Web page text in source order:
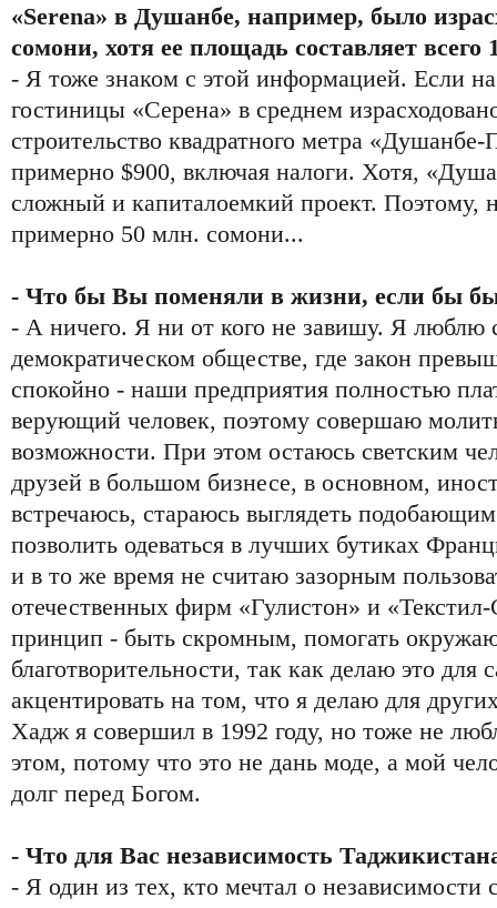
«Serena» в Душанбе, например, было
сомони, хотя ее площадь составляет
- Я тоже знаком с этой информацией. Если
гостиницы «Серена» в среднем
строительство квадратного метра «Душанбе-
примерно $900, включая налоги. Хотя,
сложный и капиталоемкий проект. Поэтому,
примерно 50 млн. сомони...
- Что бы Вы поменяли в жизни, если бы
- А ничего. Я ни от кого не завишу. Я люблю
демократическом обществе, где закон
спокойно - наши предприятия полностью
верующий человек, поэтому совершаю
возможности. При этом остаюсь светским
друзей в большом бизнесе, в основном,
встречаюсь, стараюсь выглядеть
позволить одеваться в лучших бутиках
и в то же время не считаю зазорным
отечественных фирм «Гулистон» и
принцип - быть скромным, помогать
благотворительности, так как делаю это для
акцентировать на том, что я делаю для
Хадж я совершил в 1992 году, но тоже не
этом, потому что это не дань моде, а мой
долг перед Богом.
- Что для Вас независимость
- Я один из тех, кто мечтал о независимости